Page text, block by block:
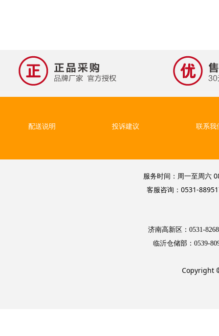
配送说明 投诉建议 联系我
Copyright
济南高新区：0531-
临沂仓储部：
服务时间：周一至周
客服咨询：0531-